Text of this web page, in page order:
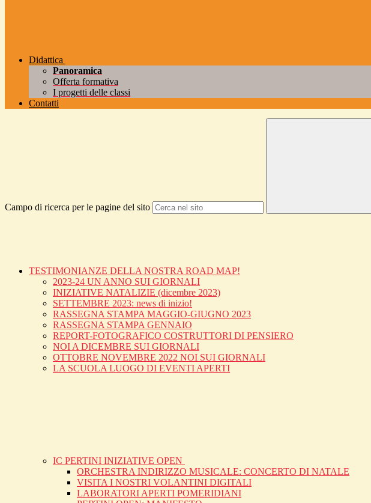
Didattica
Panoramica
Offerta formativa
I progetti delle classi
Contatti
Campo di ricerca per le pagine del sito
TESTIMONIANZE DELLA NOSTRA ROAD MAP!
2023-24 UN ANNO SUI GIORNALI
INIZIATIVE NATALIZIE (dicembre 2023)
SETTEMBRE 2023: news di inizio!
RASSEGNA STAMPA MAGGIO-GIUGNO 2023
RASSEGNA STAMPA GENNAIO
REPORT-FOTOGRAFICO COSTRUTTORI DI PENSIERO
NOI A DICEMBRE SUI GIORNALI
OTTOBRE NOVEMBRE 2022 NOI SUI GIORNALI
LA SCUOLA LUOGO DI EVENTI APERTI
IC PERTINI INIZIATIVE OPEN
ORCHESTRA INDIRIZZO MUSICALE: CONCERTO DI NATALE
VISITA I NOSTRI VOLANTINI DIGITALI
LABORATORI APERTI POMERIDIANI